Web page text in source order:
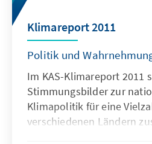
Klimareport 2011
Politik und
Im KAS-Klimareport 2011
Stimmungsbilder zur
Klimapolitik für eine
verschiedenen Ländern